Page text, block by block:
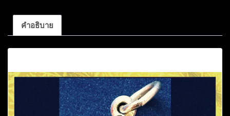
คำอธิบาย